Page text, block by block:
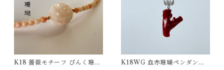
K18 薔薇モチーフ ぴんく珊瑚
K18WG 血赤珊瑚ペンダント